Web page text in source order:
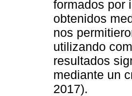
formados por
obtenidos
nos
utilizando
resultados
mediante un
2017).